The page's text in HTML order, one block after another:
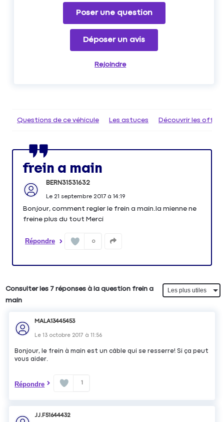
Poser une question
Déposer un avis
Rejoindre
Questions de ce véhicule Les astuces Découvrir les
frein a main
BERN31531632
Le 21 septembre 2017à 14:19
Bonjour, comment regler le frein a main.la mienne ne
freine plus du tout Merci
Répondre 0
Consulter les 7 réponses à la question frein a
main
MALA13445453
Le13 octobre 2017 à11:56
Bonjour, le frein à main est un câble qui se resserre! Si ça peut
vous aider.
Répondre 1
JJ.F51644432